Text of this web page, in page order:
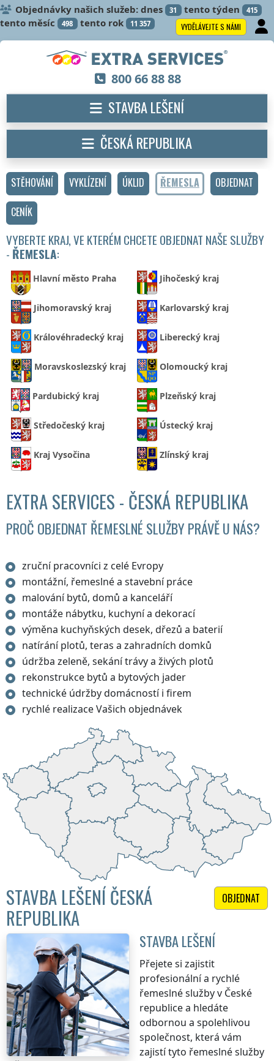
Objednávky našich služeb: dnes 31 tento týden 415
tento měsíc 498 tento rok 11 357 VYDĚLÁVEJTE S NÁMI
STĚHOVÁNÍ VYKLÍZENÍ ÚKLID ŘEMESLA
OBJEDNAT
CENÍK
VYBERTE KRAJ, VE KTERÉM CHCETE OBJEDNAT NAŠE SLUŽBY
- ŘEMESLA:
Hlavní město Praha Jihočeský kraj
Jihomoravský kraj Karlovarský kraj
Královéhradecký kraj Liberecký kraj
Moravskoslezský kraj Olomoucký kraj
Pardubický kraj Plzeňský kraj
Středočeský kraj Ústecký kraj
Kraj Vysočina Zlínský kraj
EXTRA SERVICES - ČESKÁ REPUBLIKA
PROČ OBJEDNAT ŘEMESLNÉ SLUŽBY PRÁVĚ U NÁS?
zruční pracovníci z celé Evropy
montážní, řemeslné a stavební práce
malování bytů, domů a kanceláří
montáže nábytku, kuchyní a dekorací
výměna kuchyňských desek, dřezů a baterií
natírání plotů, teras a zahradních domků
údržba zeleně, sekání trávy a živých plotů
rekonstrukce bytů a bytových jader
technické údržby domácností i firem
rychlé realizace Vašich objednávek
OBJEDNAT
STAVBA LEŠENÍ ČESKÁ
REPUBLIKA
STAVBA LEŠENÍ
Přejete si zajistit
profesionální a rychlé
řemeslné službyv České
republicea hledáte
odbornou a spolehlivou
společnost, která vám
zajistí tyto řemeslné služby
800 66 88 88
STAVBA LEŠENÍ
ČESKÁ REPUBLIKA